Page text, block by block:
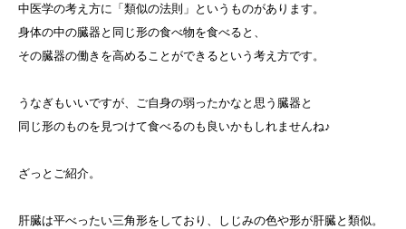
中医学の考え方に「類似の法則」というものがあります。
身体の中の臓器と同じ形の食べ物を食べると、
その臓器の働きを高めることができるという考え方です。
うなぎもいいですが、ご自身の弱ったかなと思う臓器と
同じ形のものを見つけて食べるのも良いかもしれませんね♪
ざっとご紹介。
肝臓は平べったい三角形をしており、しじみの色や形が肝臓と類似。